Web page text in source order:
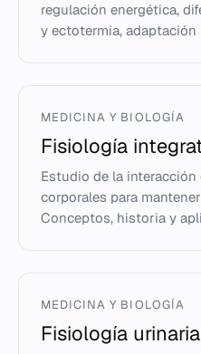
regulación energética,
y ectotermia, adaptación
MEDICINA Y BIOLOGÍA
Fisiología
Estudio de la
corporales para
Conceptos, historia y
MEDICINA Y BIOLOGÍA
Fisiología urinaria